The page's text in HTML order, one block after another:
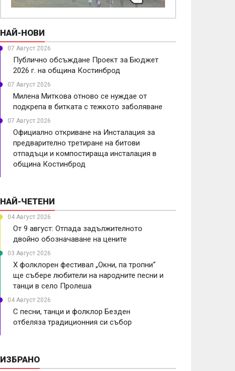
НАЙ-НОВИ
07 Август 2026
Публично обсъждане Проект за Бюджет
2026 г. на община Костинброд
07 Август 2026
Милена Миткова отново се нуждае от
подкрепа в битката с тежкото заболяване
07 Август 2026
Официално откриване на Инсталация за
предварително третиране на битови
отпадъци и компостираща инсталация в
община Костинброд
НАЙ-ЧЕТЕНИ
04 Август 2026
От 9 август: Отпада задължителното
двойно обозначаване на цените
03 Август 2026
X фолклорен фестивал „Окни, па тропни“
ще събере любители на народните песни и
танци в село Пролеша
04 Август 2026
С песни, танци и фолклор Безден
отбеляза традиционния си събор
ИЗБРАНО